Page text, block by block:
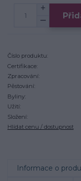
Číslo produktu:
Certifikace:
Zpracování:
Pěstování:
Byliny:
Užití:
Složení:
Hlídat cenu / dostupnost
Informace o